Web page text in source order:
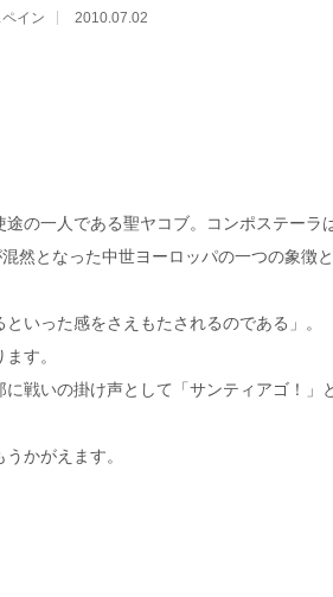
ペイン 2010.07.02
の一人である聖ヤコブ。コンポステーラは
然となった中世ヨーロッパの一つの象徴
いった感をさえもたされるのである」。
す。
戦いの掛け声として「サンティアゴ！」
かがえます。